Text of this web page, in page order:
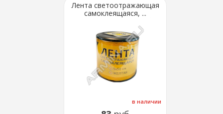
Лента светоотражающая
самоклеящаяся, ...
в наличии